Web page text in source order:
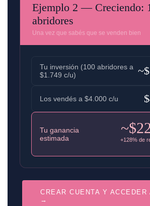
Ejemplo 2 — Creciendo:
abridores
Una vez que sabés que se venden bien
Tu inversión (100 abridores a
$1.749 c/u)
Los vendés a $4.000 c/u
Tu ganancia
estimada
+128% de
CREAR CUENTA Y ACCEDER
→